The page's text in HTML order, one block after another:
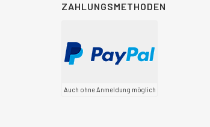
ZAHLUNGSMETHODEN
Auch ohne Anmeldung möglich